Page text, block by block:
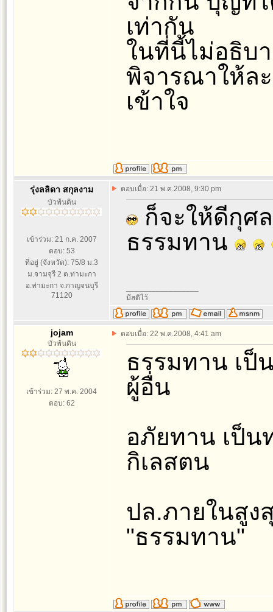
เท่ากัน
ในที่นี้ไม่อธิบ
พิจารณาให้ล
เข้าใจ
รุ่งลลิดา สกุลงาม
บัวพ้นดิน
เข้าร่วม: 21 ก.ค. 2007
ตอบ: 53
ที่อยู่ (จังหวัด): 75/8 ม.3
ม.จามจุรี 2 ต.ท่ามะกา
อ.ท่ามะกา จ.กาญจนบุรี
71120
ตอบเมื่อ: 21 พ.ค.2008, 9:30 pm
ก็จะให้ดีกุศ
ธรรมทาน
มีสติไว้
jojam
บัวพ้นดิน
เข้าร่วม: 27 พ.ค. 2004
ตอบ: 62
ตอบเมื่อ: 22 พ.ค.2008, 4:41 am
ธรรมทาน เป็
ผู้อื่น
อภัยทาน เป็น
กิเลสตน
ปล.ภายในสูง
"ธรรมทาน"